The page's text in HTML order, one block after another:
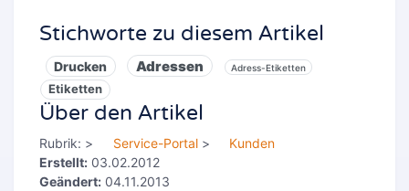
Stichworte zu diesem Artikel
Drucken Adressen Adress-Etiketten
Etiketten
Über den Artikel
Rubrik: > Service-Portal>
Kunden
Erstellt: 03.02.2012
Geändert: 04.11.2013